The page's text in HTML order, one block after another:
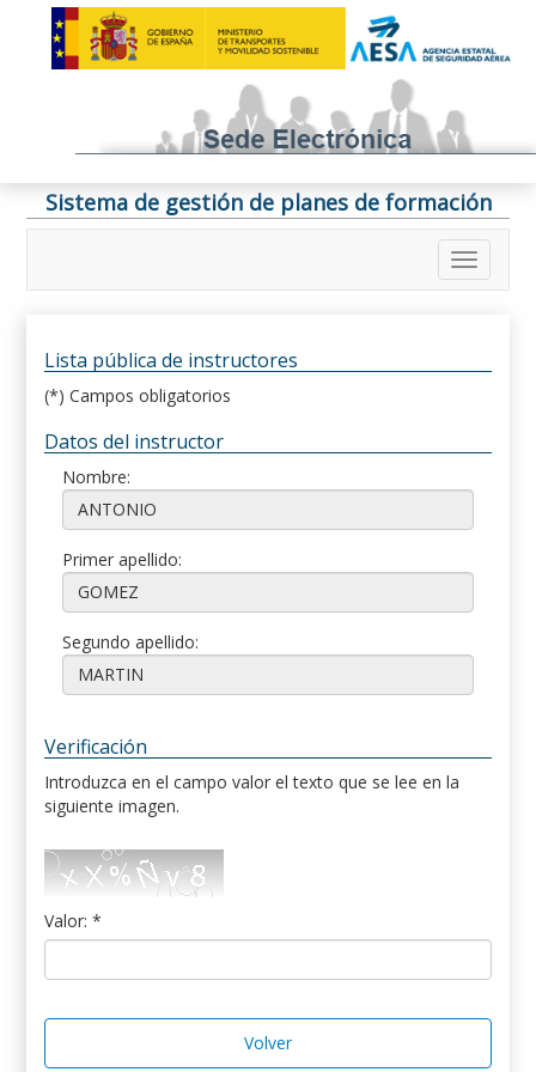
Sistema de gestión de planes de formación
Lista pública de instructores
(*) Campos obligatorios
Datos del instructor
Nombre:
Primer apellido:
Segundo apellido:
Verificación
Introduzca en el campo valor el texto que se lee en la
siguiente imagen.
Valor: *
Volver